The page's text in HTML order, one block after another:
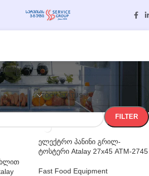
Atalay
STOCK STATUS
FILTER
ელექტრო პანინი გრილ-
ტოსტერი Atalay 27х45 АТМ-2745
Fast Food Equipment